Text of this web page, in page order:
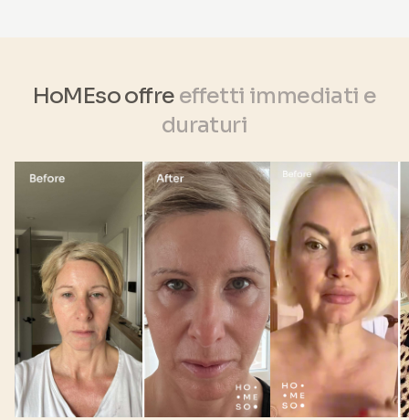
HoMEso offre effetti immediati e
duraturi